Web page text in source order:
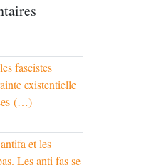
fascistes
existentielle
(…)
et les
Les anti fas se